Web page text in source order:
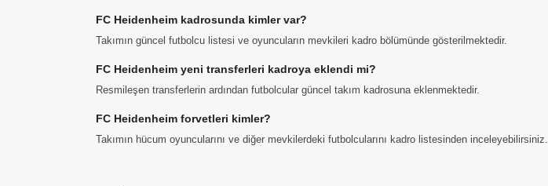
FC Heidenheim kadrosunda kimler var?
Takımın güncel futbolcu listesi ve oyuncuların mevkileri kadro bölümünde gösterilmektedir.
FC Heidenheim yeni transferleri kadroya eklendi mi?
Resmileşen transferlerin ardından futbolcular güncel takım kadrosuna eklenmektedir.
FC Heidenheim forvetleri kimler?
Takımın hücum oyuncularını ve diğer mevkilerdeki futbolcularını kadro listesinden inceleyebilirsiniz.